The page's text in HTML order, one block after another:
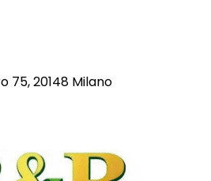
75, 20148 Milano